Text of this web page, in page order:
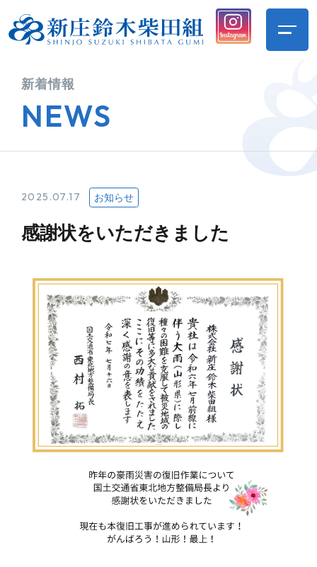
新着情報
NEWS
2025.07.17 お知らせ
感謝状をいただきました